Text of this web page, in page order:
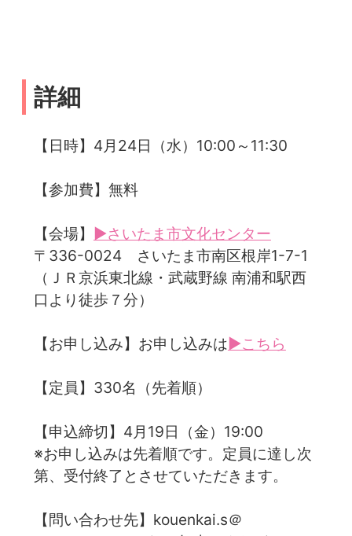
詳細
【日時】4月24日（水）10:00～11:30
【参加費】無料
【会場】 ▶さいたま市文化センター
〒336-0024 さいたま市南区根岸1-7-1
（ＪＲ京浜東北線・武蔵野線 南浦和駅西
口より徒歩７分）
【お申し込み】お申し込みは▶こちら
【定員】330名（先着順）
【申込締切】4月19日（金）19:00
※お申し込みは先着順です。定員に達し次
第、受付終了とさせていただきます。
【問い合わせ先】kouenkai.s＠